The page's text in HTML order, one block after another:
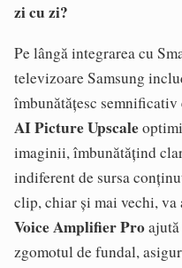
zi cu zi?
Pe lângă integrarea cu
televizoare Samsung
îmbunătățesc
AI Picture Upscale
imaginii, îmbunătățind
indiferent de sursa
clip, chiar și mai vechi,
Voice Amplifier Pro
zgomotul de fundal,